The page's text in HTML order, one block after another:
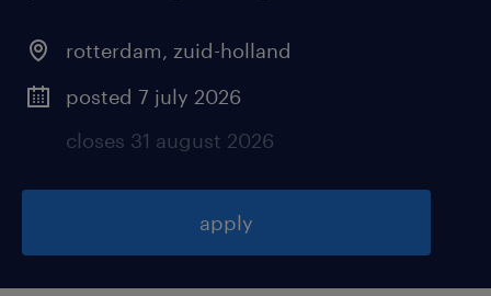
rotterdam, zuid-holland
posted 7 july 2026
closes 31 august 2026
apply